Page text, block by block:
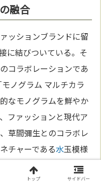
融合
ッションブランドに留
に結びついている。そ
コラボレーションであ
ノグラム マルチカラ
的なモノグラムを鮮やか
ファッションと現代ア
草間彌生とのコラボレ
チャーである水玉模様
アクセサリー
に取り入
クト は、ブランドがア
トップ サイドバー